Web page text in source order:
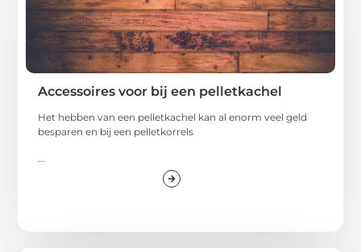
Accessoires voor bij een pelletkachel
Het hebben van een pelletkachel kan al enorm veel geld
besparen en bij een pelletkorrels